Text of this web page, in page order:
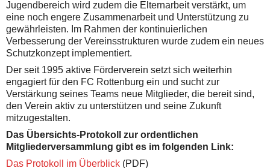
Jugendbereich wird zudem die Elternarbeit verstärkt, um
eine noch engere Zusammenarbeit und Unterstützung zu
gewährleisten. Im Rahmen der kontinuierlichen
Verbesserung der Vereinsstrukturen wurde zudem ein neues
Schutzkonzept implementiert.
Der seit 1995 aktive Förderverein setzt sich weiterhin
engagiert für den FC Rottenburg ein und sucht zur
Verstärkung seines Teams neue Mitglieder, die bereit sind,
den Verein aktiv zu unterstützen und seine Zukunft
mitzugestalten.
Das Übersichts-Protokoll zur ordentlichen
Mitgliederversammlung gibt es im folgenden Link:
Das Protokoll im Überblick (PDF)